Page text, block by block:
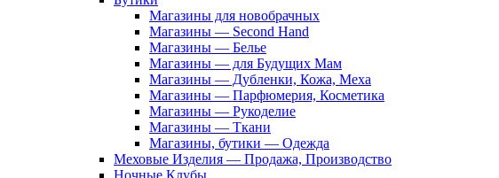
Магазины для новобрачных
Магазины — Second Hand
Магазины — Белье
Магазины — для Будущих Мам
Магазины — Дубленки, Кожа, Меха
Магазины — Парфюмерия, Косметика
Магазины — Рукоделие
Магазины — Ткани
Магазины, бутики — Одежда
Меховые Изделия — Продажа, Производство
Ночные Клубы